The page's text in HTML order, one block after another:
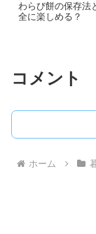
わらび餅の保存法
全に楽しめる？
コメント
ホーム